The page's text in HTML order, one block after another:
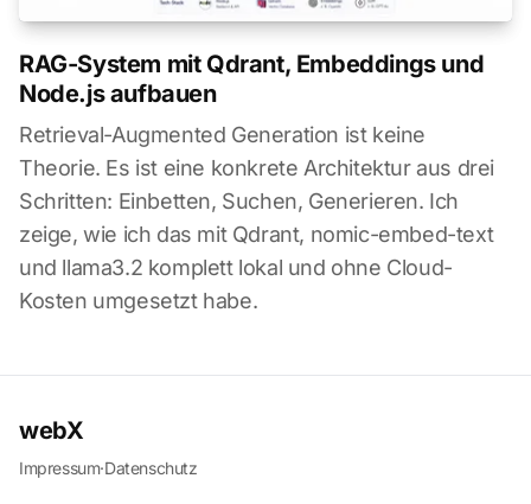
RAG-System mit Qdrant, Embeddings und
Node.js aufbauen
Retrieval-Augmented Generation ist keine
Theorie. Es ist eine konkrete Architektur aus drei
Schritten: Einbetten, Suchen, Generieren. Ich
zeige, wie ich das mit Qdrant, nomic-embed-text
und llama3.2 komplett lokal und ohne Cloud-
Kosten umgesetzt habe.
webX
Impressum·Datenschutz